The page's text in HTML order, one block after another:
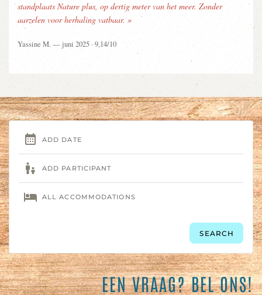
standplaats Nature plus, op dertig meter van het meer. Zonder
aarzelen voor herhaling vatbaar. »
Yassine M. — juni 2025 · 9,14/10
EEN VRAAG? BEL ONS!